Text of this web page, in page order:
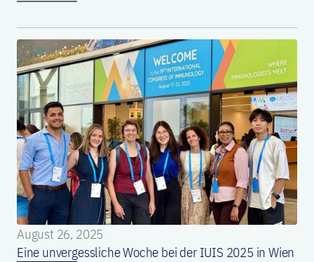
August 26, 2025
Eine unvergessliche Woche bei der IUIS 2025 in Wien